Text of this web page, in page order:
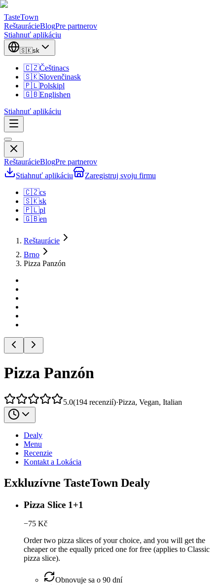
TasteTown
ReštaurácieBlogPre partnerov
Stiahnuť aplikáciu
🇸🇰sk
🇨🇿Češtinacs
🇸🇰Slovenčinask
🇵🇱Polskipl
🇬🇧Englishen
Stiahnuť aplikáciu
ReštaurácieBlogPre partnerov
Stiahnuť aplikáciu
Zaregistruj svoju firmu
🇨🇿cs
🇸🇰sk
🇵🇱pl
🇬🇧en
Reštaurácie
Brno
Pizza Panzón
Pizza Panzón
5.0(194 recenzií)·Pizza, Vegan, Italian
Dealy
Menu
Recenzie
Kontakt a Lokácia
Exkluzívne TasteTown Dealy
Pizza Slice 1+1
−75 Kč
Order two pizza slices of your choice, and you will get the
cheaper or the equally priced one for free (applies to Classic
pizza slice).
Obnovuje sa o 90 dní